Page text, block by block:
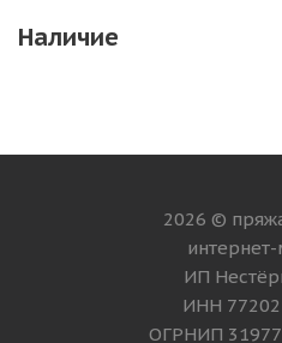
Наличие
2026 ©
ИП
ИНН
ОГРНИП